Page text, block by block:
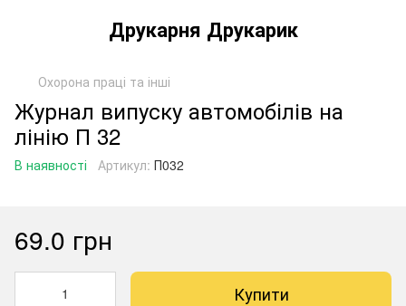
Друкарня Друкарик
Охорона праці та інші
Журнал випуску автомобілів на
лінію П 32
В наявності Артикул: П032
69.0 грн
Купити